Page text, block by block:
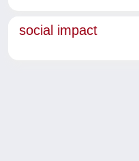
social impact